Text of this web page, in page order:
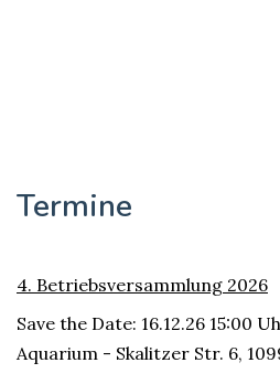
Termine
4. Betriebsversammlung 2026
Save the Date: 16.12.26 15:00
Aquarium - Skalitzer Str. 6,